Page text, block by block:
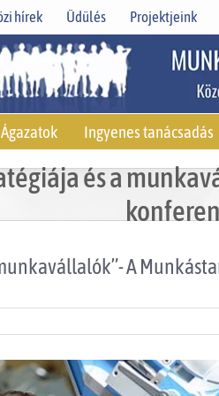
hírek Üdülés Projektjeink
Ágazatok Ingyenes tanácsadás
és a
A